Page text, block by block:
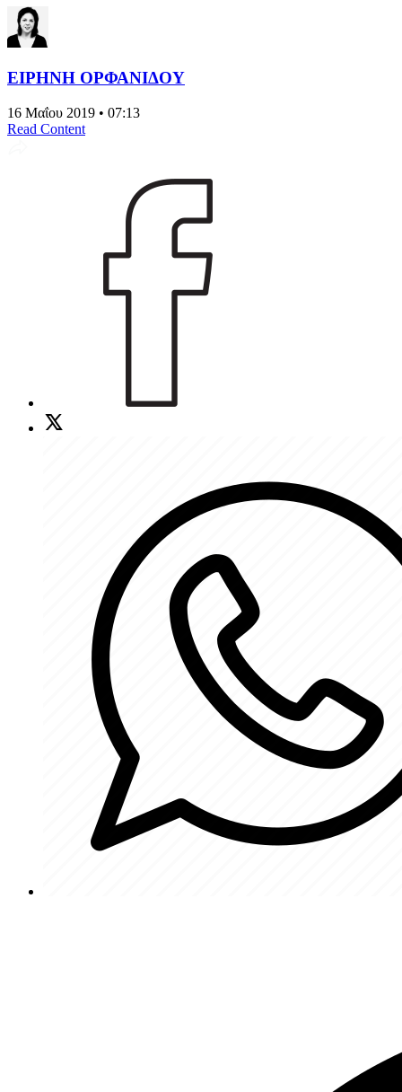
ΕΙΡΗΝΗ ΟΡΦΑΝΙΔΟΥ
16 Μαΐου 2019 • 07:13
Read Content